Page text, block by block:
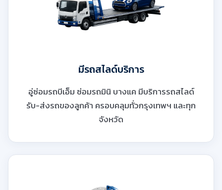
มีรถสไลด์บริการ
อู่ซ่อมรถบีเอ็ม ซ่อมรถมินิ บางแค มีบริการรถสไลด์
รับ-ส่งรถของลูกค้า ครอบคลุมทั่วกรุงเทพฯ และทุก
จังหวัด